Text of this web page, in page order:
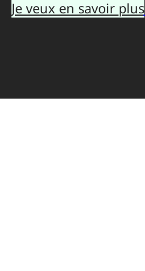
Je veux en savoir plus